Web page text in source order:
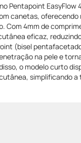
Pentapoint EasyFlow
canetas,
Com 4mm de
eficaz,
(bisel
na pele e
o modelo curto
simplificando